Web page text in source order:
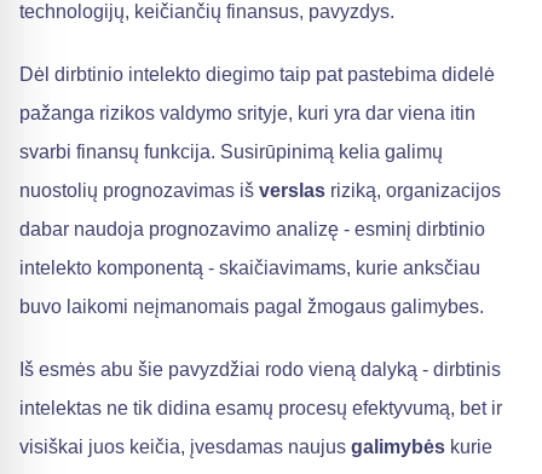
technologijų, keičiančių finansus, pavyzdys.
Dėl dirbtinio intelekto diegimo taip pat pastebima didelė
pažanga rizikos valdymo srityje, kuri yra dar viena itin
svarbi finansų funkcija. Susirūpinimą kelia galimų
nuostolių prognozavimas iš verslas riziką, organizacijos
dabar naudoja prognozavimo analizę - esminį dirbtinio
intelekto komponentą - skaičiavimams, kurie anksčiau
buvo laikomi neįmanomais pagal žmogaus galimybes.
Iš esmės abu šie pavyzdžiai rodo vieną dalyką - dirbtinis
intelektas ne tik didina esamų procesų efektyvumą, bet ir
visiškai juos keičia, įvesdamas naujus galimybės kurie